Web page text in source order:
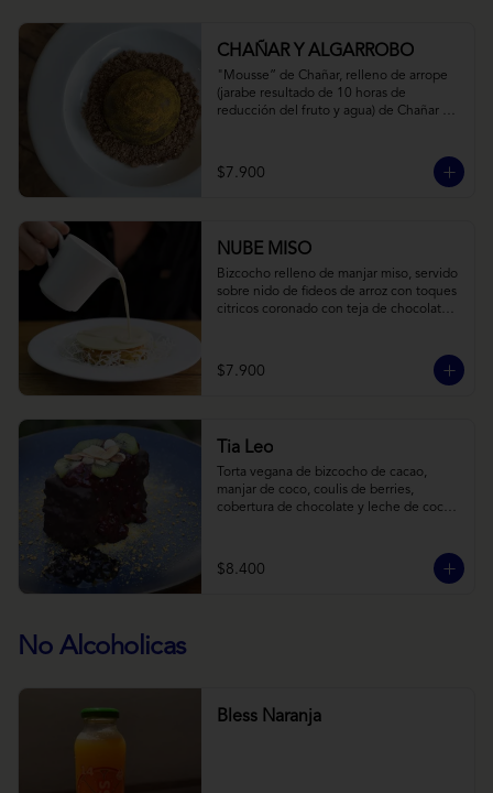
CHAÑAR Y ALGARROBO
"Mousse” de Chañar, relleno de arrope
(jarabe resultado de 10 horas de
reducción del fruto y agua) de Chañar
amargo y cúrcuma, sobre una tierra de
harina de Algarrobo y nueces.
$7.900
NUBE MISO
Bizcocho relleno de manjar miso, servido
sobre nido de fideos de arroz con toques
citricos coronado con teja de chocolate
$7.900
Tia Leo
Torta vegana de bizcocho de cacao,
manjar de coco, coulis de berries,
cobertura de chocolate y leche de coco
$8.400
No Alcoholicas
Bless Naranja